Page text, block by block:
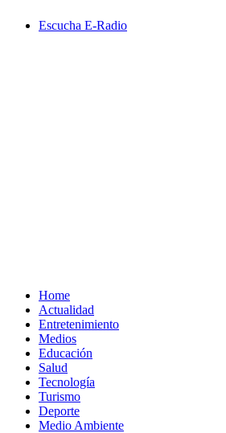
Escucha E-Radio
Home
Actualidad
Entretenimiento
Medios
Educación
Salud
Tecnología
Turismo
Deporte
Medio Ambiente